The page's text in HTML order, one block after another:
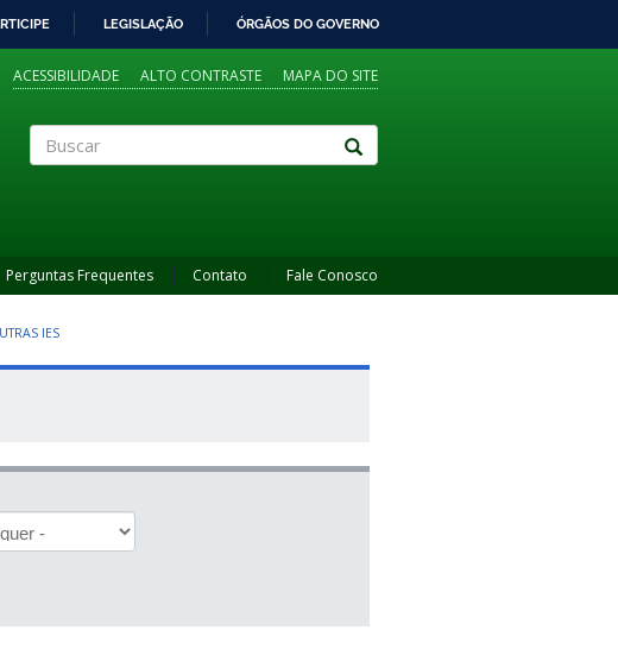
LEGISLAÇÃO ÓRGÃOS DO GOVERNO
ACESSIBILIDADE ALTO CONTRASTE MAPA DO SITE
Perguntas Frequentes Contato Fale Conosco
IES